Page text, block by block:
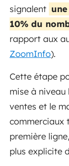
signalent
10% du
rapport aux
ZoomInfo).
Cette étape
mise à
ventes et le
commerciaux
première
plus explicite